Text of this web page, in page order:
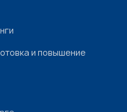
и повышение